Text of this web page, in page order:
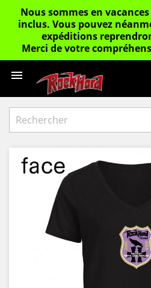
Nous sommes en
inclus. Vous pouvez
expéditions
Merci de votre
